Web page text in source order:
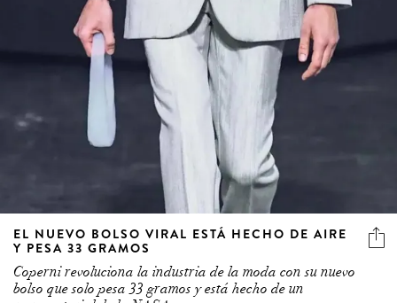
EL NUEVO BOLSO VIRAL ESTÁ HECHO DE AIRE
Y PESA 33 GRAMOS
Coperni revoluciona la industria de la moda con su nuevo
bolso que solo pesa 33 gramos y está hecho de un
nanomaterial de la NASA.